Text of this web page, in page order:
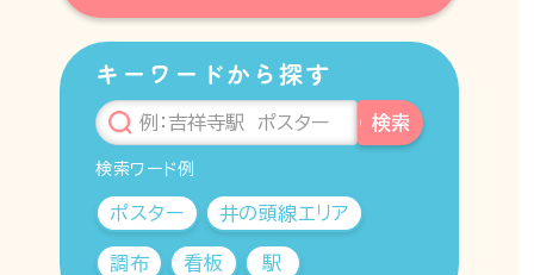
キーワードから探す
検索
検索ワード例
ポスター 井の頭線エリア
調布 看板 駅